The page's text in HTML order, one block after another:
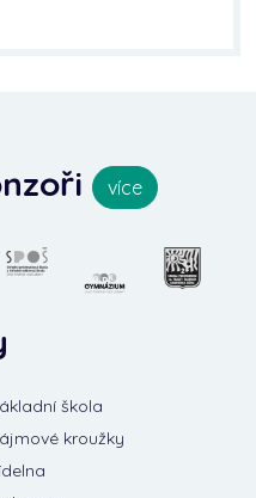
více
škola
kroužky